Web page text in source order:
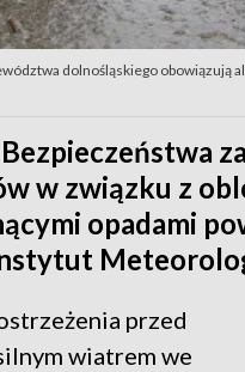
dolnośląskiego obowiązują
w związku z
opadami
przed
wiatrem we